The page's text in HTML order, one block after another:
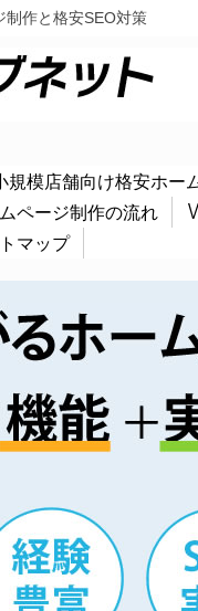
制作と格安SEO対策
規模店舗向け格安ホー
ページ制作の流れ
マップ